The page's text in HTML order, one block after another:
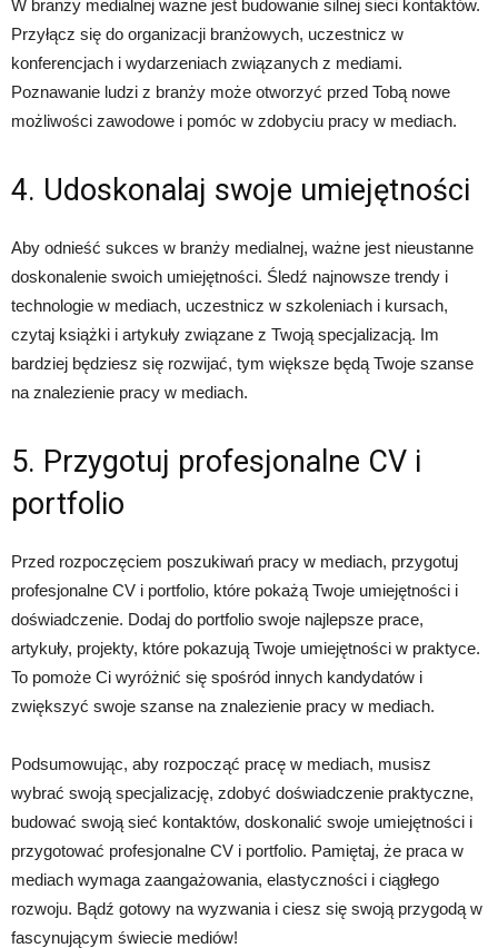
W branży medialnej ważne jest budowanie silnej sieci kontaktów.
Przyłącz się do organizacji branżowych, uczestnicz w
konferencjach i wydarzeniach związanych z mediami.
Poznawanie ludzi z branży może otworzyć przed Tobą nowe
możliwości zawodowe i pomóc w zdobyciu pracy w mediach.
4. Udoskonalaj swoje umiejętności
Aby odnieść sukces w branży medialnej, ważne jest nieustanne
doskonalenie swoich umiejętności. Śledź najnowsze trendy i
technologie w mediach, uczestnicz w szkoleniach i kursach,
czytaj książki i artykuły związane z Twoją specjalizacją. Im
bardziej będziesz się rozwijać, tym większe będą Twoje szanse
na znalezienie pracy w mediach.
5. Przygotuj profesjonalne CV i
portfolio
Przed rozpoczęciem poszukiwań pracy w mediach, przygotuj
profesjonalne CV i portfolio, które pokażą Twoje umiejętności i
doświadczenie. Dodaj do portfolio swoje najlepsze prace,
artykuły, projekty, które pokazują Twoje umiejętności w praktyce.
To pomoże Ci wyróżnić się spośród innych kandydatów i
zwiększyć swoje szanse na znalezienie pracy w mediach.
Podsumowując, aby rozpocząć pracę w mediach, musisz
wybrać swoją specjalizację, zdobyć doświadczenie praktyczne,
budować swoją sieć kontaktów, doskonalić swoje umiejętności i
przygotować profesjonalne CV i portfolio. Pamiętaj, że praca w
mediach wymaga zaangażowania, elastyczności i ciągłego
rozwoju. Bądź gotowy na wyzwania i ciesz się swoją przygodą w
fascynującym świecie mediów!